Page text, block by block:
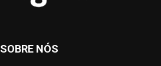
SOBRE NÓS